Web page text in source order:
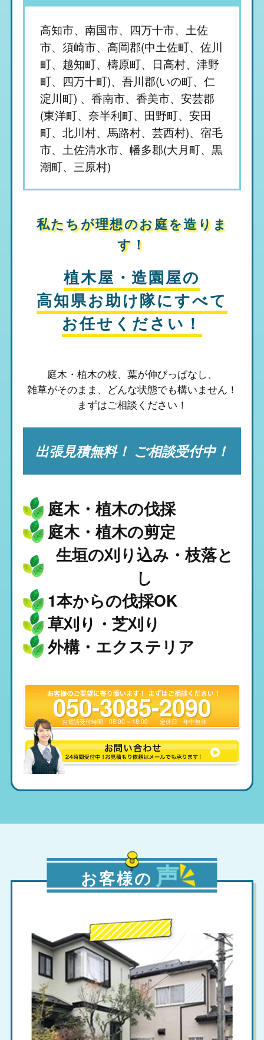
高知市、南国市、四万十市、土佐
市、須崎市、高岡郡(中土佐町、佐川
町、越知町、檮原町、日高村、津野
町、四万十町)、吾川郡(いの町、仁
淀川町) 、香南市、香美市、安芸郡
(東洋町、奈半利町、田野町、安田
町、北川村、馬路村、芸西村)、宿毛
市、土佐清水市、幡多郡(大月町、黒
潮町、三原村)
私たちが理想のお庭を造りま
す！
植木屋・造園屋の
高知県お助け隊にすべて
お任せください！
庭木・植木の枝、葉が伸びっぱなし、
雑草がそのまま、 どんな状態でも構いません！
まずはご相談ください！
出張見積無料！ ご相談受付中！
庭木・植木の伐採
1本からの伐採OK
庭木・植木の剪定
草刈り・芝刈り
生垣の刈り込み・枝落と
し
外構・エクステリア
050-3085-2090
お電話受付時間08:00 ~ 18:00 定休日年中無休
お客様の 声